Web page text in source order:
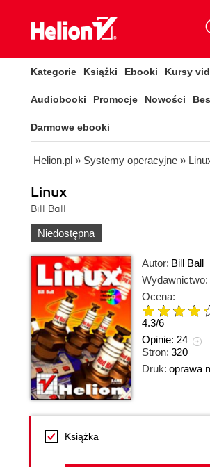
Kategorie Książki Ebooki Kursy
Audiobooki Promocje Nowości
Darmowe ebooki
Helion.pl » Systemy operacyjne »
Linux
Bill Ball
Niedostępna
Autor: Bill Ball
Wydawnictwo:
Ocena:
4.3/6
Opinie: 24
Stron: 320
Druk: oprawa
Książka